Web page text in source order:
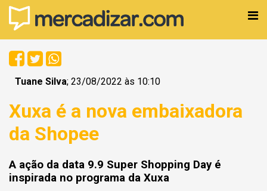
Tuane Silva; 23/08/2022 às 10:10
Xuxa é a nova embaixadora
da Shopee
A ação da data 9.9 Super Shopping Day é
inspirada no programa da Xuxa